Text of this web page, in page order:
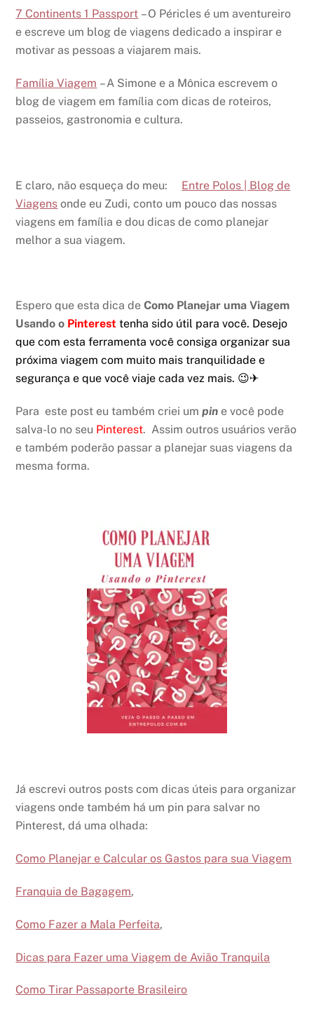
7 Continents 1 Passport – O Péricles é um aventureiro
e escreve um blog de viagens dedicado a inspirar e
motivar as pessoas a viajarem mais.
Família Viagem – A Simone e a Mônica escrevem o
blog de viagem em família com dicas de roteiros,
passeios, gastronomia e cultura.
E claro, não esqueça do meu: Entre Polos | Blog de
Viagens onde eu Zudi, conto um pouco das nossas
viagens em família e dou dicas de como planejar
melhor a sua viagem.
Espero que esta dica deComo Planejar uma Viagem
Usando o Pinterest tenha sido útil para você. Desejo
que com esta ferramenta você consiga organizar sua
próxima viagem com muito mais tranquilidade e
segurança e que você viaje cada vez mais. 😉✈
Para este post eu também criei umpin e você pode
salva-lo no seu Pinterest. Assim outros usuários verão
e também poderão passar a planejar suas viagens da
mesma forma.
Já escrevi outros posts com dicas úteis para organizar
viagens onde também há um pin para salvar no
Pinterest, dá uma olhada:
Como Planejar e Calcular os Gastos para sua Viagem
Franquia de Bagagem,
Como Fazer a Mala Perfeita,
Dicas para Fazer uma Viagem de Avião Tranquila
Como Tirar Passaporte Brasileiro